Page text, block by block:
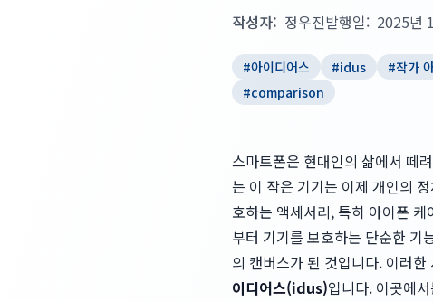
작성자: 정우진발행일: 2025년
#아이디어스 #idus #작가
#comparison
스마트폰은 현대인의 삶에서 떼
는 이 작은 기기는 이제 개인의
호하는 액세서리, 특히 아이폰
부터 기기를 보호하는 단순한 기
의 캔버스가 된 것입니다. 이러
이디어스(idus)입니다. 이곳에